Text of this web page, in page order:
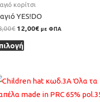
κορίτσι
YES!DO
€ 12,00€ με ΦΠΑ